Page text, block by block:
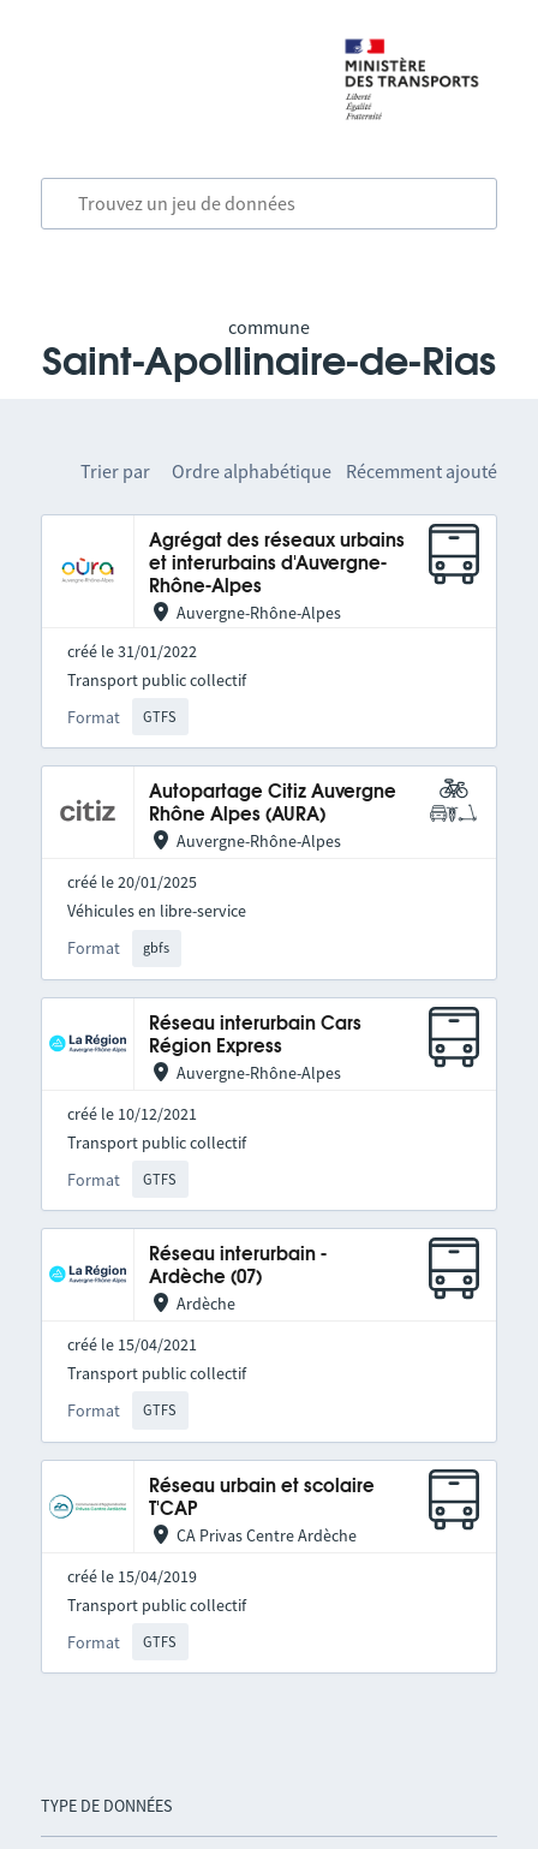
commune
Saint-Apollinaire-de-Rias
TYPE DE DONNÉES
Trier par Ordre alphabétique Récemment ajouté
Agrégat des réseaux urbains
et interurbains d'Auvergne-
Rhône-Alpes
Auvergne-Rhône-Alpes
créé le 31/01/2022
Format GTFS
Transport public collectif
Autopartage Citiz Auvergne
Rhône Alpes (AURA)
Auvergne-Rhône-Alpes
créé le 20/01/2025
Format gbfs
Véhicules en libre-service
Réseau interurbain Cars
Région Express
Auvergne-Rhône-Alpes
créé le 10/12/2021
Format GTFS
Transport public collectif
Réseau interurbain -
Ardèche (07)
Ardèche
créé le 15/04/2021
Format GTFS
Transport public collectif
Réseau urbain et scolaire
T'CAP
CA Privas Centre Ardèche
créé le 15/04/2019
Format GTFS
Transport public collectif